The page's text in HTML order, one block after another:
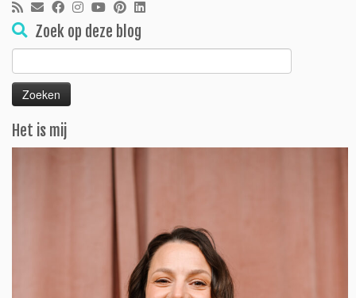
Zoek op deze blog
Zoeken
naar:
Het is mij